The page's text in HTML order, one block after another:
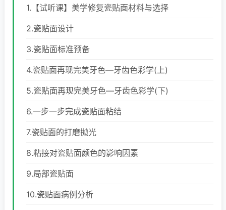
1.【试听课】美学修复瓷贴面材料与选择
2.瓷贴面设计
3.瓷贴面标准预备
4.瓷贴面再现完美牙色—牙齿色彩学(上)
5.瓷贴面再现完美牙色—牙齿色彩学(下)
6.一步一步完成瓷贴面粘结
7.瓷贴面的打磨抛光
8.粘接对瓷贴面颜色的影响因素
9.局部瓷贴面
10.瓷贴面病例分析